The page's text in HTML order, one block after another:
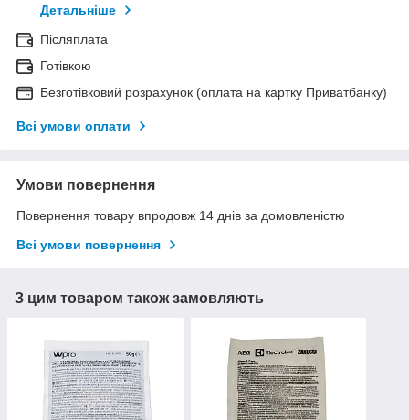
Детальніше
Післяплата
Готівкою
Безготівковий розрахунок (оплата на картку Приватбанку)
Всі умови оплати
Умови повернення
Повернення товару впродовж 14 днів за домовленістю
Всі умови повернення
З цим товаром також замовляють